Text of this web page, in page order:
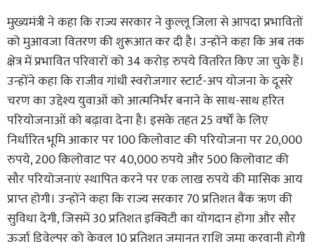
मुख्यमंत्री ने कहा कि राज्य सरकार ने कुल्लू जिला से आपदा प्रभावितों
को मुआवजा वितरण की शुरूआत कर दी है। उन्होंने कहा कि अब तक
क्षेत्र में प्रभावित परिवारों को 34 करोड़ रुपये वितरित किए जा चुके हैं।
उन्होंने कहा कि राजीव गांधी स्वरोजगार स्टार्ट-अप योजना के दूसरे
चरण का उद्देश्य युवाओं को आत्मनिर्भर बनाने के साथ-साथ हरित
परियोजनाओं को बढ़ावा देना है। इसके तहत 25 वर्षों के लिए
निर्धारित भूमि आकार पर 100 किलोवाट की परियोजना पर 20,000
रुपये, 200 किलोवाट पर 40,000 रुपये और 500 किलोवाट की
सौर परियोजनाएं स्थापित करने पर एक लाख रुपये की मासिक आय
प्राप्त होगी। उन्होंने कहा कि राज्य सरकार 70 प्रतिशत बैंक ऋण की
सुविधा देगी, जिसमें 30 प्रतिशत इक्विटी का योगदान होगा और सौर